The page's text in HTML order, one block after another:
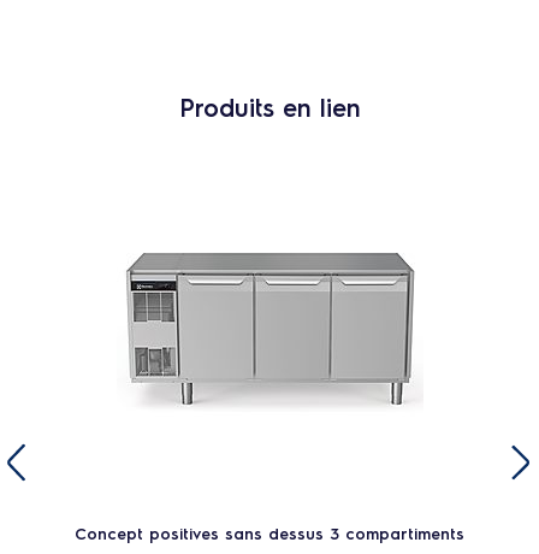
Produits en lien
Concept positives sans dessus 3 compartiments